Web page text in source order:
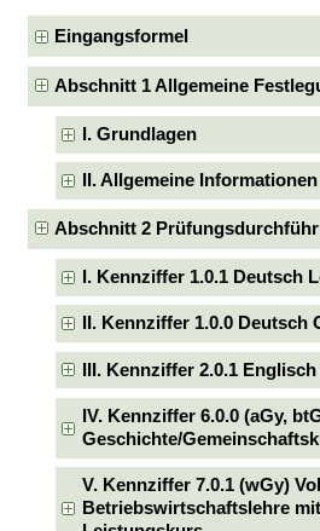
Eingangsformel
Abschnitt 1 Allgemeine
I. Grundlagen
II. Allgemeine Informationen
Abschnitt 2
I. Kennziffer 1.0.1 Deutsch
II. Kennziffer 1.0.0 Deutsch
III. Kennziffer 2.0.1
IV. Kennziffer 6.0.0 (aGy,
Geschichte/
V. Kennziffer 7.0.1 (wGy)
Betriebswirtschaftslehre